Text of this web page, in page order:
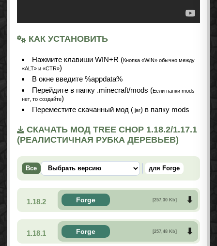
КАК УСТАНОВИТЬ
Нажмите клавиши WIN+R (Кнопка «WIN» обычно между
«ALT» и «CTR»)
В окне введите %appdata%
Перейдите в папку .minecraft/mods (Если папки mods
нет, то создайте)
Переместите скачанный мод ( .jar) в папку mods
СКАЧАТЬ МОД TREE CHOP 1.18.2/1.17.1
(РЕАЛИСТИЧНАЯ РУБКА ДЕРЕВЬЕВ)
Все для Forge
1.18.2 Forge [257,30 Kb]
1.18.1 Forge [257,48 Kb]